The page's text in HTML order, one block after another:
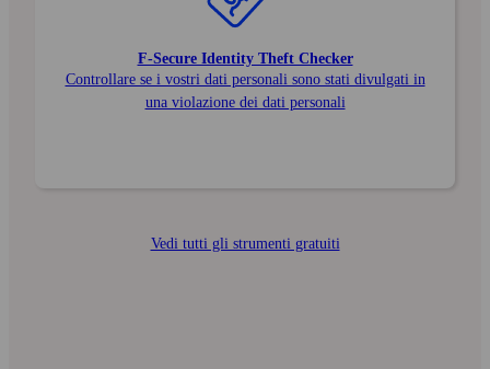
F‑Secure Identity Theft Checker
Controllare se i vostri dati personali sono stati divulgati in
una violazione dei dati personali
Vedi tutti gli strumenti gratuiti